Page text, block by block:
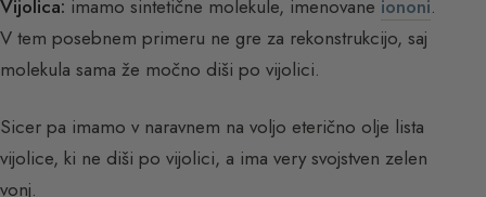
Vijolica: imamo sintetične molekule, imenovane iononi.
V tem posebnem primeru ne gre za rekonstrukcijo, saj
molekula sama že močno diši po vijolici.
Sicer pa imamo v naravnem na voljo eterično olje lista
vijolice, ki ne diši po vijolici, a ima very svojstven zelen
vonj.